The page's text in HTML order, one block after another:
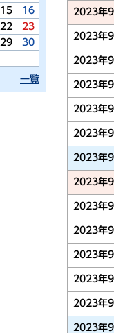
15
16
22
23
29 30
一覧
2023年
2023年
2023年
2023年
2023年
2023年
2023年
2023年
2023年
2023年
2023年
2023年
2023年
2023年